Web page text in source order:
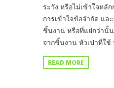
ระวัง หรือไม่เข้าใจหลั
การเข้าใจข้อจำกัด แล
ชิ้นงาน หรือที่แย่กว่านั้น
จากชิ้นงาน หัวเป่าที่ใช้
READ MORE